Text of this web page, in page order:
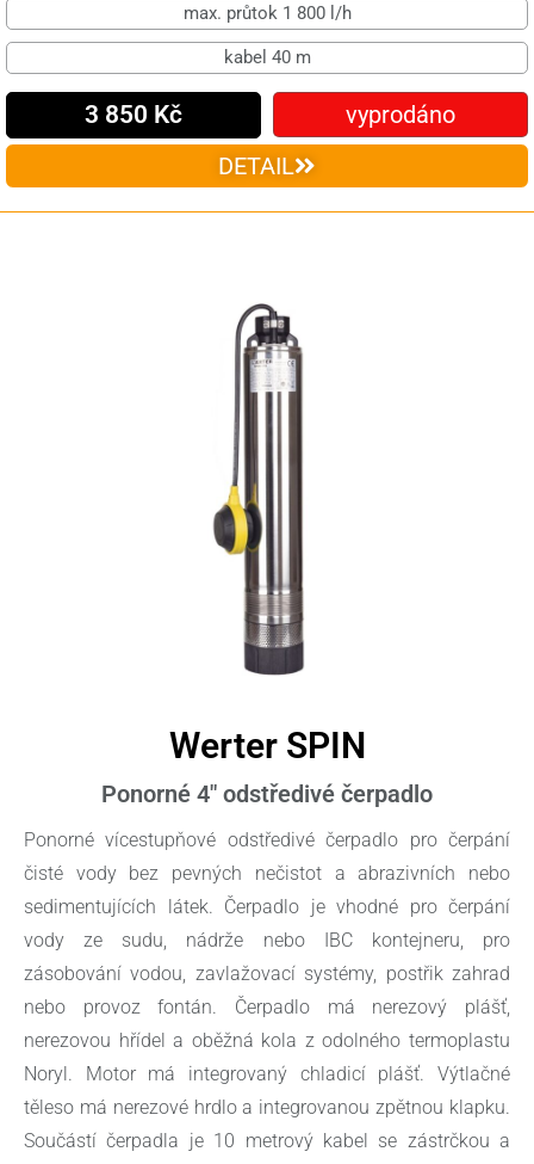
max. průtok 1 800 l/h
kabel 40 m
3 850 Kč
vyprodáno
DETAIL
Werter SPIN
Ponorné 4" odstředivé čerpadlo
Ponorné vícestupňové odstředivé čerpadlo pro čerpání
čisté vody bez pevných nečistot a abrazivních nebo
sedimentujících látek. Čerpadlo je vhodné pro čerpání
vody ze sudu, nádrže nebo IBC kontejneru, pro
zásobování vodou, zavlažovací systémy, postřik zahrad
nebo provoz fontán. Čerpadlo má nerezový plášť,
nerezovou hřídel a oběžná kola z odolného termoplastu
Noryl. Motor má integrovaný chladicí plášť. Výtlačné
těleso má nerezové hrdlo a integrovanou zpětnou klapku.
Součástí čerpadla je 10 metrový kabel se zástrčkou a